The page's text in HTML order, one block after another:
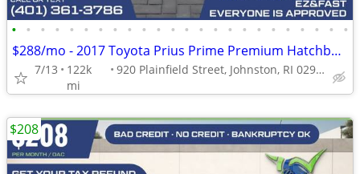
• • • • • • • • • • • • • • • • • • • • • • • •
$288/mo - 2017 Toyota Prius Prime Premium Hatchback 4D
7/13
122k
mi
920 Plainfield Street, Johnston, RI 02919
$208